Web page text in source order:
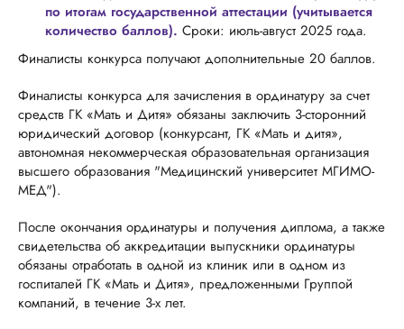
по итогам государственной аттестации (учитывается
количество баллов). Сроки: июль-август 2025 года.
Финалисты конкурса получают дополнительные 20 баллов.
Финалисты конкурса для зачисления в ординатуру за счет
средств ГК «Мать и Дитя» обязаны заключить 3-сторонний
юридический договор (конкурсант, ГК «Мать и дитя»,
автономная некоммерческая образовательная организация
высшего образования "Медицинский университет МГИМО-
МЕД").
После окончания ординатуры и получения диплома, а также
свидетельства об аккредитации выпускники ординатуры
обязаны отработать в одной из клиник или в одном из
госпиталей ГК «Мать и Дитя», предложенными Группой
компаний, в течение 3-х лет.